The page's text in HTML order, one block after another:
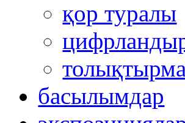
қор туралы
басылымдар